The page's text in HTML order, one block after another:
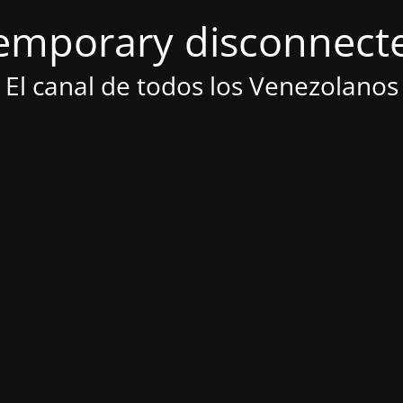
El canal de todos los Venezolanos